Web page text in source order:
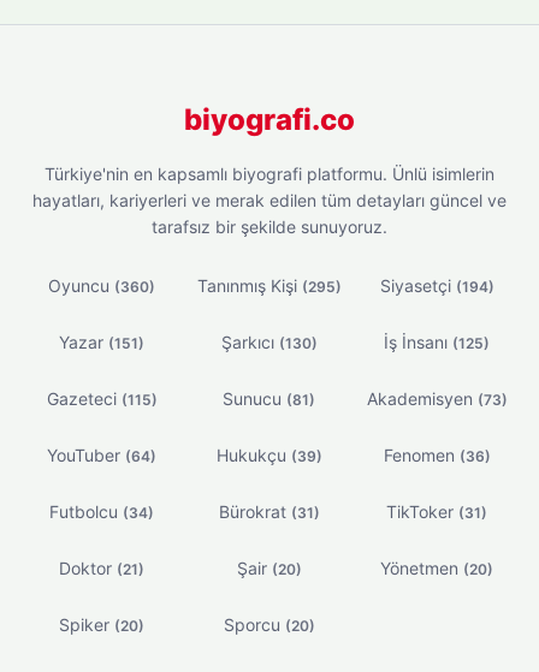
biyografi.co
Türkiye'nin en kapsamlı biyografi platformu. Ünlü isimlerin
hayatları, kariyerleri ve merak edilen tüm detayları güncel ve
tarafsız bir şekilde sunuyoruz.
Oyuncu (360) Tanınmış Kişi (295) Siyasetçi (194)
Yazar (151) Şarkıcı (130) İş İnsanı (125)
Gazeteci (115) Sunucu (81) Akademisyen (73)
YouTuber (64) Hukukçu (39) Fenomen (36)
Futbolcu (34) Bürokrat (31) TikToker (31)
Doktor (21) Şair (20) Yönetmen (20)
Spiker (20) Sporcu (20)